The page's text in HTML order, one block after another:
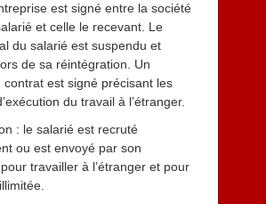
est signé entre la société
et celle le recevant. Le
du salarié est suspendu et
de sa réintégration. Un
contrat est signé précisant les
du travail à l’étranger.
: le salarié est recruté
ou est envoyé par son
travailler à l’étranger et pour